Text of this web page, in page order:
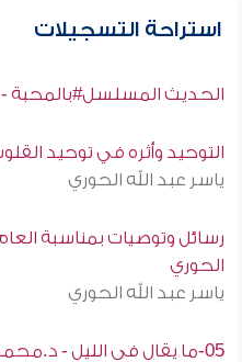
استراحة التسجيلات
الحديث المسلسل#بالمحبة
التوحيد وأثره في توحيد
ياسر عبد الله الحوري
رسائل وتوصيات بمناسبة
الحوري
ياسر عبد الله الحوري
05-ما يقال فى الليل - د.محمد إسماعيل المقدم